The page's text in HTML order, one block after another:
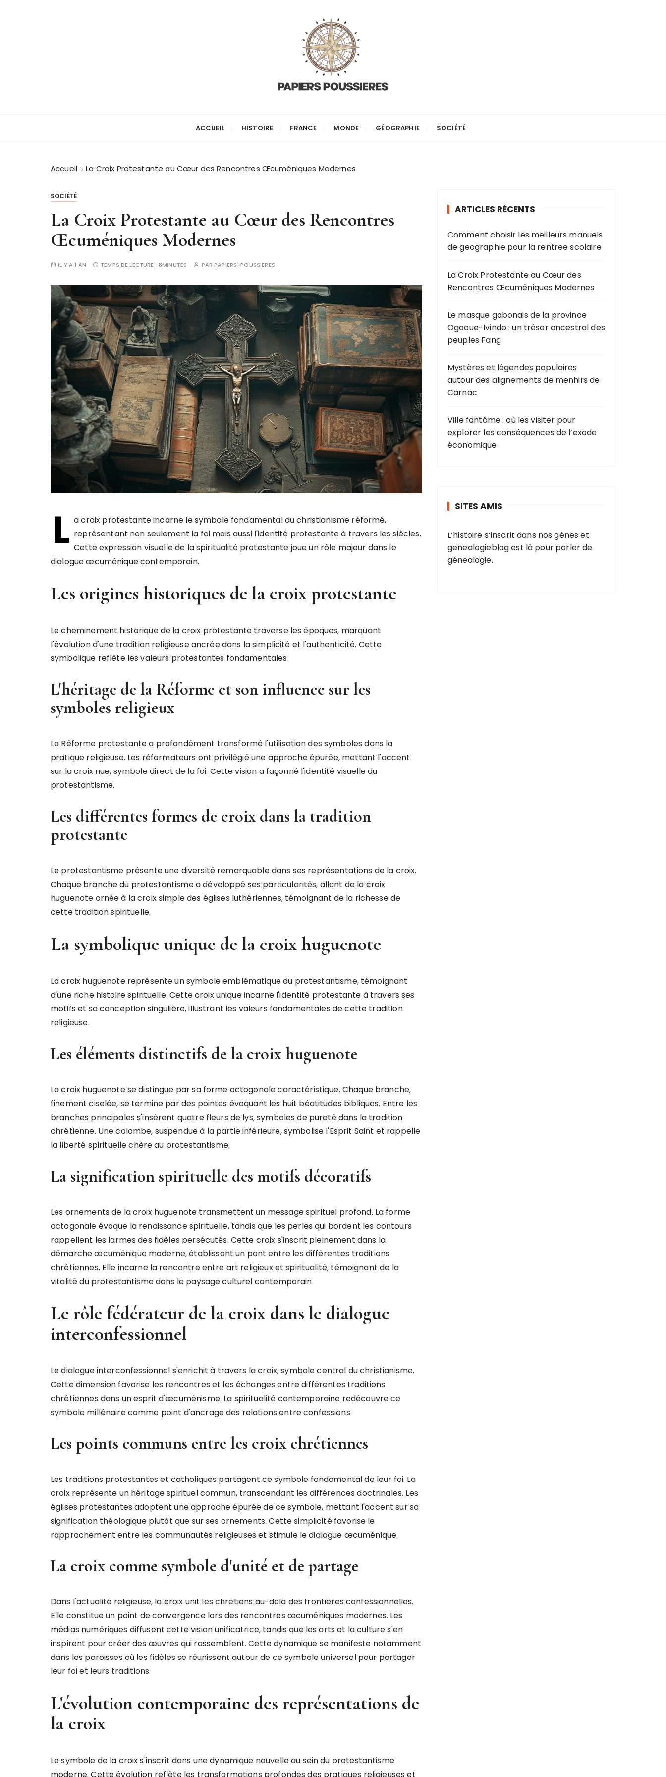
Papiers poussieres
ACCUEIL HISTOIRE FRANCE MONDE GÉOGRAPHIE SOCIÉTÉ
Accueil La Croix Protestante au Cœur des Rencontres Œcuméniques Modernes
SOCIÉTÉ
La Croix Protestante au Cœur des Rencontres
Œcuméniques Modernes
IL Y A 1 AN TEMPS DE LECTURE : 8MINUTES PARPAPIERS-POUSSIERES
L a croix protestante incarne le symbole fondamental du christianisme réformé,
représentant non seulement la foi mais aussi l'identité protestante à travers les siècles.
Cette expression visuelle de la spiritualité protestante joue un rôle majeur dans le
dialogue œcuménique contemporain.
Les origines historiques de la croix protestante
Le cheminement historique de la croix protestante traverse les époques, marquant
l'évolution d'une tradition religieuse ancrée dans la simplicité et l'authenticité. Cette
symbolique reflète les valeurs protestantes fondamentales.
L'héritage de la Réforme et son influence sur les
symboles religieux
La Réforme protestante a profondément transformé l'utilisation des symboles dans la
pratique religieuse. Les réformateurs ont privilégié une approche épurée, mettant l'accent
sur la croix nue, symbole direct de la foi. Cette vision a façonné l'identité visuelle du
protestantisme.
Les différentes formes de croix dans la tradition
protestante
Le protestantisme présente une diversité remarquable dans ses représentations de la croix.
Chaque branche du protestantisme a développé ses particularités, allant de la croix
huguenote ornée à la croix simple des églises luthériennes, témoignant de la richesse de
cette tradition spirituelle.
La symbolique unique de la croix huguenote
La croix huguenote représente un symbole emblématique du protestantisme, témoignant
d'une riche histoire spirituelle. Cette croix unique incarne l'identité protestante à travers ses
motifs et sa conception singulière, illustrant les valeurs fondamentales de cette tradition
religieuse.
Les éléments distinctifs de la croix huguenote
La croix huguenote se distingue par sa forme octogonale caractéristique. Chaque branche,
finement ciselée, se termine par des pointes évoquant les huit béatitudes bibliques. Entre les
branches principales s'insèrent quatre fleurs de lys, symboles de pureté dans la tradition
chrétienne. Une colombe, suspendue à la partie inférieure, symbolise l'Esprit Saint et rappelle
la liberté spirituelle chère au protestantisme.
La signification spirituelle des motifs décoratifs
Les ornements de la croix huguenote transmettent un message spirituel profond. La forme
octogonale évoque la renaissance spirituelle, tandis que les perles qui bordent les contours
rappellent les larmes des fidèles persécutés. Cette croix s'inscrit pleinement dans la
démarche œcuménique moderne, établissant un pont entre les différentes traditions
chrétiennes. Elle incarne la rencontre entre art religieux et spiritualité, témoignant de la
vitalité du protestantisme dans le paysage culturel contemporain.
Le rôle fédérateur de la croix dans le dialogue
interconfessionnel
Le dialogue interconfessionnel s'enrichit à travers la croix, symbole central du christianisme.
Cette dimension favorise les rencontres et les échanges entre différentes traditions
chrétiennes dans un esprit d'œcuménisme. La spiritualité contemporaine redécouvre ce
symbole millénaire comme point d'ancrage des relations entre confessions.
Les points communs entre les croix chrétiennes
Les traditions protestantes et catholiques partagent ce symbole fondamental de leur foi. La
croix représente un héritage spirituel commun, transcendant les différences doctrinales. Les
églises protestantes adoptent une approche épurée de ce symbole, mettant l'accent sur sa
signification théologique plutôt que sur ses ornements. Cette simplicité favorise le
rapprochement entre les communautés religieuses et stimule le dialogue œcuménique.
La croix comme symbole d'unité et de partage
Dans l'actualité religieuse, la croix unit les chrétiens au-delà des frontières confessionnelles.
Elle constitue un point de convergence lors des rencontres œcuméniques modernes. Les
médias numériques diffusent cette vision unificatrice, tandis que les arts et la culture s'en
inspirent pour créer des œuvres qui rassemblent. Cette dynamique se manifeste notamment
dans les paroisses où les fidèles se réunissent autour de ce symbole universel pour partager
leur foi et leurs traditions.
L'évolution contemporaine des représentations de
la croix
Le symbole de la croix s'inscrit dans une dynamique nouvelle au sein du protestantisme
moderne. Cette évolution reflète les transformations profondes des pratiques religieuses et
ARTICLES RÉCENTS
Comment choisir les meilleurs manuels
de geographie pour la rentree scolaire
La Croix Protestante au Cœur des
Rencontres Œcuméniques Modernes
Le masque gabonais de la province
Ogooue-Ivindo : un trésor ancestral des
peuples Fang
Mystères et légendes populaires
autour des alignements de menhirs de
Carnac
Ville fantôme : où les visiter pour
explorer les conséquences de l’exode
économique
SITES AMIS
L’histoire s’inscrit dans nos gênes et
genealogieblogest là pour parler de
génealogie.